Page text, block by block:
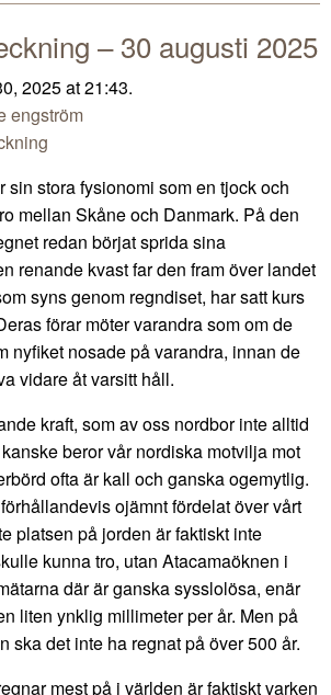
– 30 augusti 2025
2025 at 21:43.
engström
sin stora fysionomi som en tjock och
mellan Skåne och Danmark. På den
redan börjat sprida sina
renande kvast far den fram över landet
syns genom regndiset, har satt kurs
förar möter varandra som om de
nyfiket nosade på varandra, innan de
vidare åt varsitt håll.
kraft, som av oss nordbor inte alltid
beror vår nordiska motvilja mot
ofta är kall och ganska ogemytlig.
ojämnt fördelat över vårt
platsen på jorden är faktiskt inte
kunna tro, utan Atacamaöknen i
där är ganska sysslolösa, enär
liten ynklig millimeter per år. Men på
ska det inte ha regnat på över 500 år.
mest på i världen är faktiskt varken